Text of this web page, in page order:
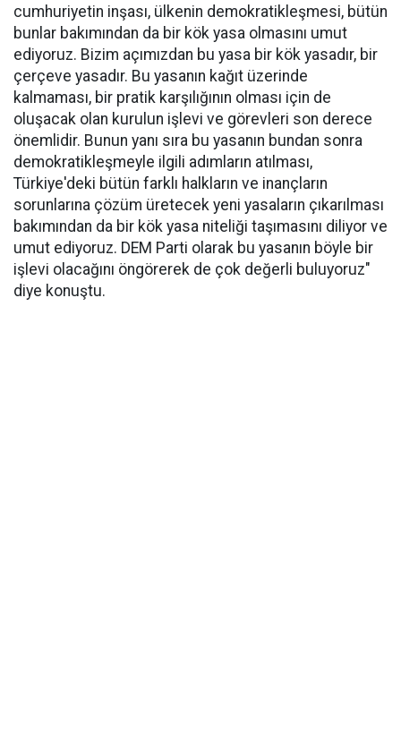
cumhuriyetin inşası, ülkenin demokratikleşmesi, bütün
bunlar bakımından da bir kök yasa olmasını umut
ediyoruz. Bizim açımızdan bu yasa bir kök yasadır, bir
çerçeve yasadır. Bu yasanın kağıt üzerinde
kalmaması, bir pratik karşılığının olması için de
oluşacak olan kurulun işlevi ve görevleri son derece
önemlidir. Bunun yanı sıra bu yasanın bundan sonra
demokratikleşmeyle ilgili adımların atılması,
Türkiye'deki bütün farklı halkların ve inançların
sorunlarına çözüm üretecek yeni yasaların çıkarılması
bakımından da bir kök yasa niteliği taşımasını diliyor ve
umut ediyoruz. DEM Parti olarak bu yasanın böyle bir
işlevi olacağını öngörerek de çok değerli buluyoruz"
diye konuştu.